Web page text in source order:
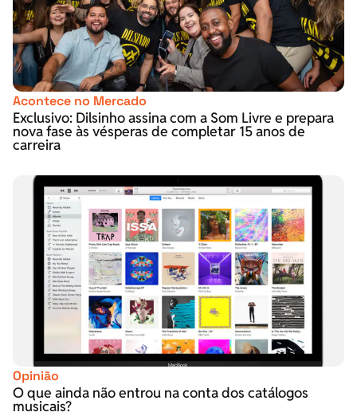
Acontece no Mercado
Exclusivo: Dilsinho assina com a Som Livre e prepara
nova fase às vésperas de completar 15 anos de
carreira
Opinião
O que ainda não entrou na conta dos catálogos
musicais?